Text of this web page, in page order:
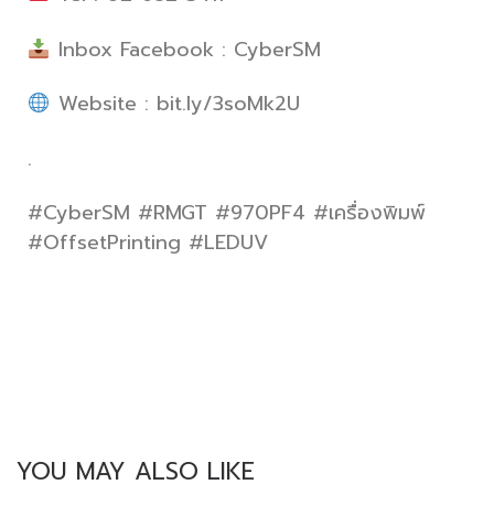
Inbox Facebook : CyberSM
Website : bit.ly/3soMk2U
.
#CyberSM #RMGT #970PF4 #เครื่องพิมพ์
#OffsetPrinting #LEDUV
YOU MAY ALSO LIKE